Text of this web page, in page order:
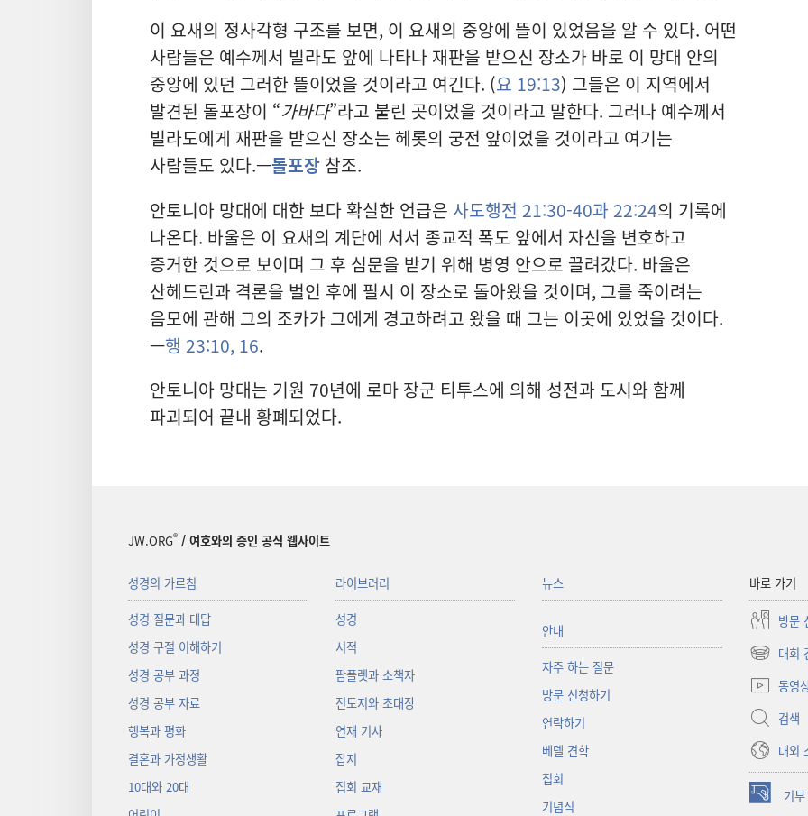
이 요새의 정사각형 구조를 보면, 이 요새의 중앙에 뜰이 있었음을 알 수 있다. 어떤
사람들은 예수께서 빌라도 앞에 나타나 재판을 받으신 장소가 바로 이 망대 안의
중앙에 있던 그러한 뜰이었을 것이라고 여긴다. (요 19:13) 그들은 이 지역에서
발견된 돌포장이 “가바다”라고 불린 곳이었을 것이라고 말한다. 그러나 예수께서
빌라도에게 재판을 받으신 장소는 헤롯의 궁전 앞이었을 것이라고 여기는
사람들도 있다.—돌포장 참조.
안토니아 망대에 대한 보다 확실한 언급은 사도행전 21:30-40과 22:24의 기록에
나온다. 바울은 이 요새의 계단에 서서 종교적 폭도 앞에서 자신을 변호하고
증거한 것으로 보이며 그 후 심문을 받기 위해 병영 안으로 끌려갔다. 바울은
산헤드린과 격론을 벌인 후에 필시 이 장소로 돌아왔을 것이며, 그를 죽이려는
음모에 관해 그의 조카가 그에게 경고하려고 왔을 때 그는 이곳에 있었을 것이다.
—행 23:10, 16.
안토니아 망대는 기원 70년에 로마 장군 티투스에 의해 성전과 도시와 함께
파괴되어 끝내 황폐되었다.
JW.ORG® / 여호와의 증인 공식 웹사이트
성경의 가르침
성경 질문과 대답
성경 구절 이해하기
성경 공부 과정
성경 공부 자료
행복과 평화
결혼과 가정생활
10대와 20대
라이브러리
성경
서적
팜플렛과 소책자
전도지와 초대장
연재 기사
잡지
집회 교재
뉴스
안내
자주 하는 질문
방문 신청하기
연락하기
베델 견학
집회
기념식
바로 가기
방문
대회
(새로운
창
동영
검색
대외
기부
(새로운